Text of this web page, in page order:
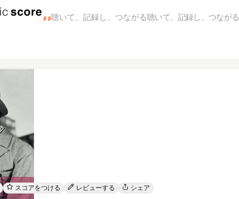
β β聴いて、記録し、つながる聴いて、記録し、つながる
スコアをつける レビューする シェア